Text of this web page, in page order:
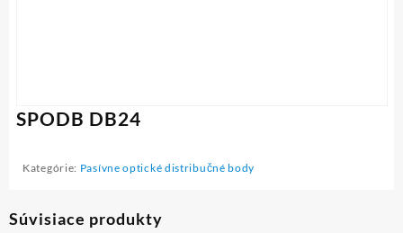
SPODB DB24
Kategórie: Pasívne optické distribučné body
Súvisiace produkty